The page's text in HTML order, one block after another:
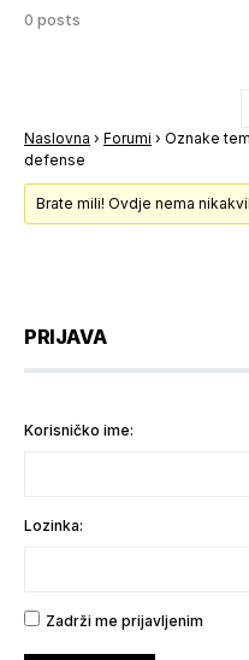
0 posts
Naslovna › Forumi › Oznake
defense
Brate mili! Ovdje nema
PRIJAVA
Korisničko ime:
Lozinka:
Zadrži me prijavljenim